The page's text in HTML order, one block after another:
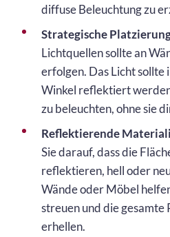
diffuse Beleuchtung zu
Strategische
Lichtquellen sollte an
erfolgen. Das Licht sollte
Winkel reflektiert
zu beleuchten, ohne sie
Reflektierende
Sie darauf, dass die
reflektieren, hell oder
Wände oder Möbel
streuen und die gesamte
erhellen.